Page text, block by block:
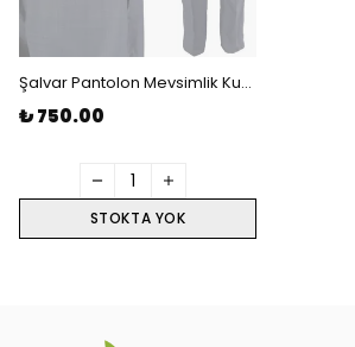
Şalvar Pantolon Mevsimlik Kumaş - Mavi 3 Numara Beden
₺ 750.00
STOKTA YOK